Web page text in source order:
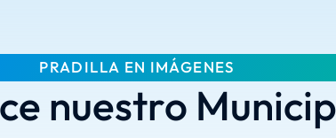
PRADILLA EN IMÁGENES
nuestro